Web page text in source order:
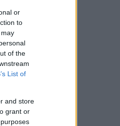
or
to
of the
List of
and store
grant or